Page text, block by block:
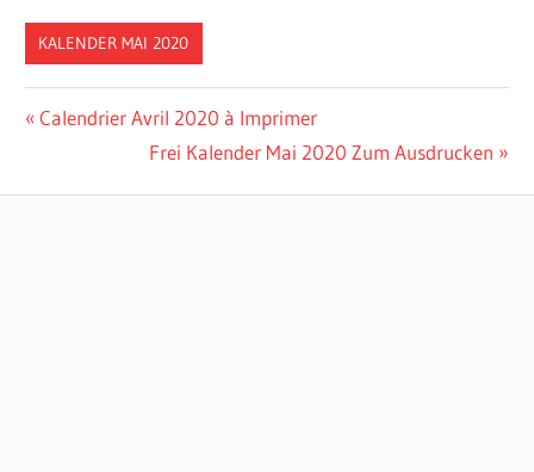
KALENDER MAI 2020
Post
navigation
Previous
Calendrier Avril 2020 à Imprimer
Next
Frei Kalender Mai 2020 Zum Ausdrucken